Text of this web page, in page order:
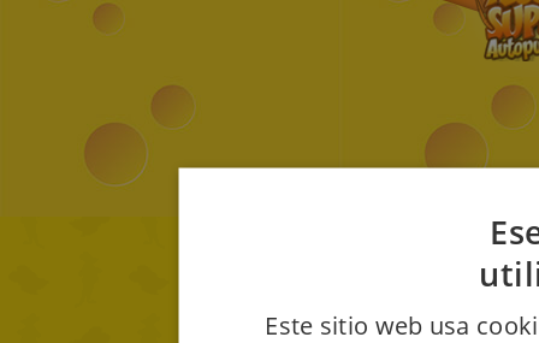
Este sitio web usa